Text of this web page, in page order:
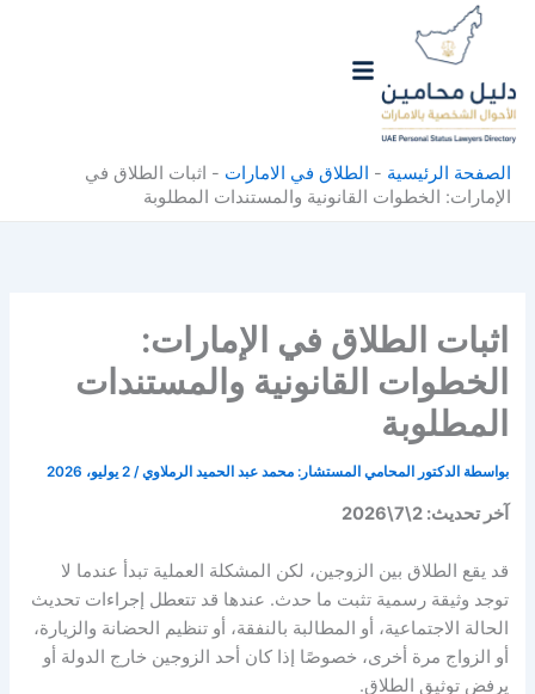
الصفحة الرئيسية - الطلاق في الامارات - اثبات الطلاق في
الإمارات: الخطوات القانونية والمستندات المطلوبة
اثبات الطلاق في الإمارات:
الخطوات القانونية والمستندات
المطلوبة
بواسطة الدكتور المحامي المستشار: محمد عبد الحميد الرملاوي/2 يوليو، 2026
آخر تحديث: 2\7\2026
قد يقع الطلاق بين الزوجين، لكن المشكلة العملية تبدأ عندما لا
توجد وثيقة رسمية تثبت ما حدث. عندها قد تتعطل إجراءات تحديث
الحالة الاجتماعية، أو المطالبة بالنفقة، أو تنظيم الحضانة والزيارة،
أو الزواج مرة أخرى، خصوصًا إذا كان أحد الزوجين خارج الدولة أو
يرفض توثيق الطلاق.